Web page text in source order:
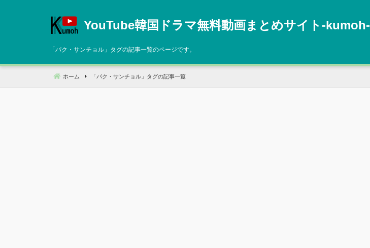
へ
動
YouTube韓国ドラマ無料動画まとめサイト‐kumoh‐
「 パク・サンチョル 」タグの記事一覧のページです。
ホーム 「 パク・サンチョル」タグの記事一覧